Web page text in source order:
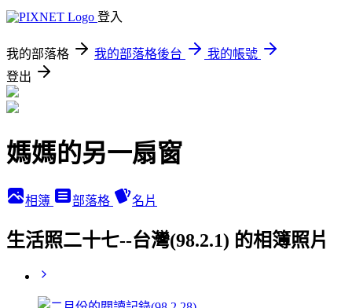
登入
我的部落格 我的部落格後台
我的帳號
登出
媽媽的另一扇窗
相簿 部落格 名片
生活照二十七--台灣(98.2.1) 的相簿照片